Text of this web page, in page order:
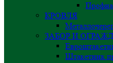
КРОВЛЯ
ЗАБОР И
Штакетник